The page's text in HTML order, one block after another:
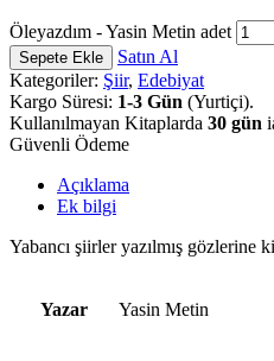
Öleyazdım - Yasin Metin adet
Sepete Ekle
Satın Al
Kategoriler: Şiir, Edebiyat
Kargo Süresi: 1-3 Gün (Yurtiçi).
Kullanılmayan Kitaplarda 30 gün
Güvenli Ödeme
Açıklama
Ek bilgi
Yabancı şiirler yazılmış gözlerine
Yazar Yasin Metin